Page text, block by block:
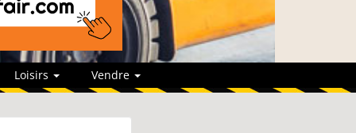
Loisirs Vendre